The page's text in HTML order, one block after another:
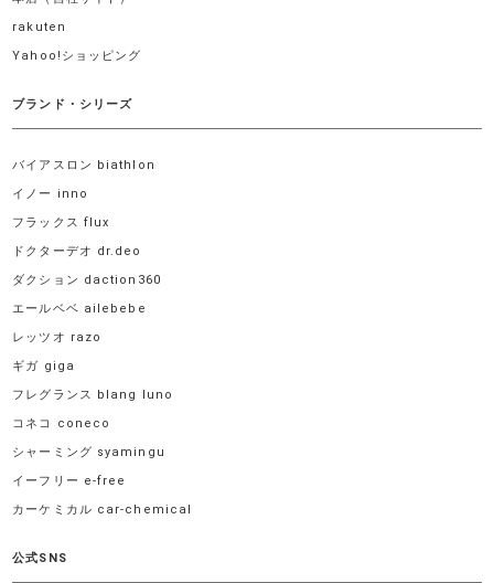
rakuten
Yahoo!ショッピング
ブランド・シリーズ
バイアスロン biathlon
イノー inno
フラックス flux
ドクターデオ dr.deo
ダクション daction360
エールベベ ailebebe
レッツオ razo
ギガ giga
フレグランス blang luno
コネコ coneco
シャーミング syamingu
イーフリー e-free
カーケミカル car-chemical
公式SNS